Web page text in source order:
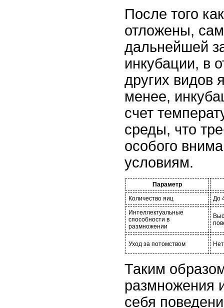
После того
отложены,
дальнейшей
инкубации, в
других видов
менее,
счет
среды, что
особого
условиям.
Параметр
Количество яиц
До
Интеллектуальные
способности в
размножении
Уход за потомством
Таким
размножения
себя